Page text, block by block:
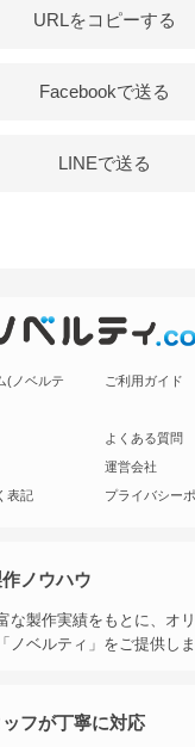
URLをコピーする
Facebookで送る
LINEで送る
(ノベルテ
ご利用ガイド
よくある質問
運営会社
表記
プライバシー
ノウハウ
な製作実績をもとに、オ
ノベルティ」をご提供しま
フが丁寧に対応